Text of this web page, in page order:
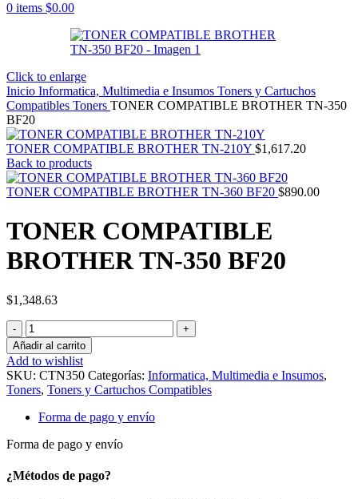
0 items $0.00
Click to enlarge
Inicio Informatica, Multimedia e Insumos Toners y Cartuchos
Compatibles Toners TONER COMPATIBLE BROTHER TN-350
BF20
TONER COMPATIBLE BROTHER TN-210Y $1,617.20
Back to products
TONER COMPATIBLE BROTHER TN-360 BF20 $890.00
TONER COMPATIBLE
BROTHER TN-350 BF20
$1,348.63
TONER
COMPATIBLE
BROTHER
TN-
350
BF20
cantidad
Añadir al carrito
Add to wishlist
SKU: CTN350 Categorías: Informatica, Multimedia e Insumos,
Toners, Toners y Cartuchos Compatibles
Forma de pago y envío
Forma de pago y envío
¿Métodos de pago?